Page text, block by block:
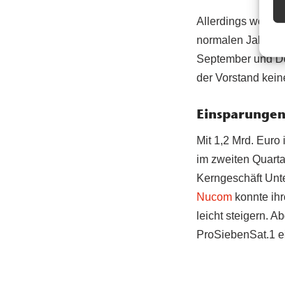
Allerdings werde
normalen Jahren
September und
der Vorstand
Mit 1,2 Mrd.
im zweiten
Kerngeschäft
Nucom konnte
leicht steigern.
ProSiebenSat.1